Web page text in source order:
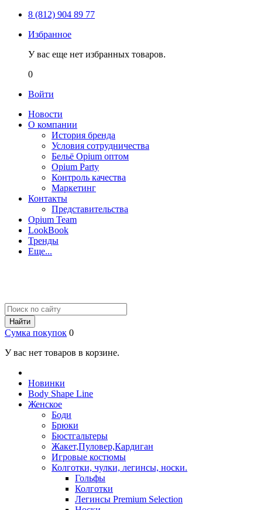
8 (812) 904 89 77
Избранное
У вас еще нет избранных товаров.
0
Войти
Новости
О компании
История бренда
Условия сотрудничества
Бельё Opium оптом
Opium Party
Контроль качества
Маркетинг
Контакты
Представительства
Opium Team
LookBook
Тренды
Еще...
Найти
Сумка покупок 0
У вас нет товаров в корзине.
Новинки
Body Shape Line
Женское
Боди
Брюки
Бюстгальтеры
Жакет,Пуловер,Кардиган
Игровые костюмы
Колготки, чулки, легинсы, носки.
Гольфы
Колготки
Легинсы Premium Selection